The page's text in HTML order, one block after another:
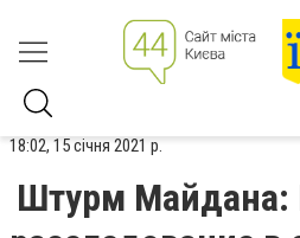
18:02, 15 січня 2021 р.
Штурм Майдана: